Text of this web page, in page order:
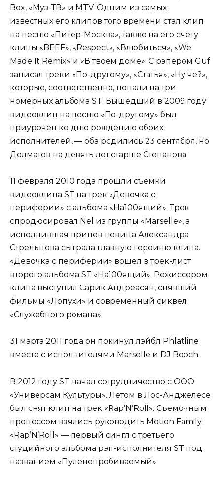
Box, «Муз-ТВ» и MTV. Одним из самых
известных его клипов того времени стал клип
на песню «Питер-Москва», также на его счету
клипы «BEEF», «Respect», «Влюбиться», «We
Made It Remix» и «В твоем доме». С рэпером Guf
записал треки «По-другому», «Статья», «Ну че?»,
которые, соответственно, попали на три
номерных альбома ST. Вышедший в 2009 году
видеоклип на песню «По-другому» был
приурочен ко дню рождению обоих
исполнителей, — оба родились 23 сентября, но
Долматов на девять лет старше Степанова.
11 февраля 2010 года прошли съемки
видеоклипа ST на трек «Девочка с
периферии» с альбома «На100ящий». Трек
спродюсировал Nel из группы «Marselle», а
исполнившая припев певица Александра
Стрельцова сыграла главную героиню клипа.
«Девочка с периферии» вошел в трек-лист
второго альбома ST «На100ящий». Режиссером
клипа выступил Сарик Андреасян, снявший
фильмы «Лопухи» и современный сиквел
«Служебного романа».
31 марта 2011 года он покинул лэйбл Phlatline
вместе с исполнителями Marselle и DJ Booch.
В 2012 году ST начал сотрудничество с ООО
«Универсам Культуры». Летом в Лос-Анджелесе
был снят клип на трек «Rap’N’Roll». Съемочным
процессом взялись руководить Motion Family.
«Rap’N’Roll» — первый сингл с третьего
студийного альбома рэп-исполнителя ST под
названием «Пуленепробиваемый».